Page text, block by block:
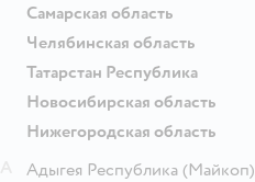
Самарская область
Челябинская область
Татарстан Республика
Новосибирская область
Нижегородская область
Адыгея Республика (Майкоп)